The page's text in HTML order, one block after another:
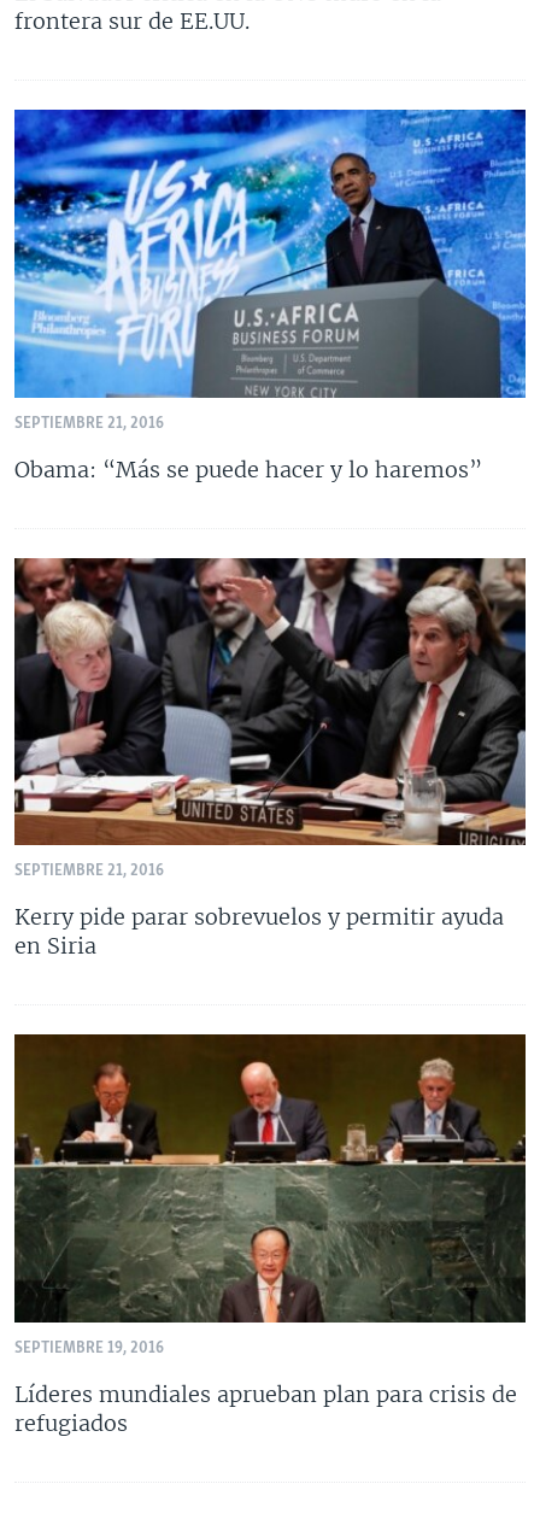
frontera sur de EE.UU.
SEPTIEMBRE 21, 2016
Obama: “Más se puede hacer y lo haremos”
SEPTIEMBRE 21, 2016
Kerry pide parar sobrevuelos y permitir ayuda
en Siria
SEPTIEMBRE 19, 2016
Líderes mundiales aprueban plan para crisis de
refugiados